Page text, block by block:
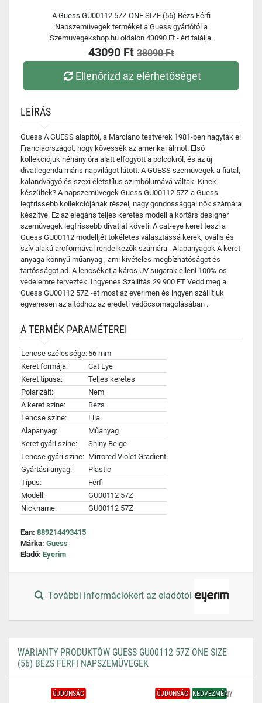
A Guess GU00112 57Z ONE SIZE (56) Bézs Férfi
Napszemüvegek terméket a Guess gyártótól a
Szemuvegekshop.hu oldalon 43090 Ft - ért találja.
43090 Ft 38090 Ft
Ellenőrizd az elérhetőséget
LEÍRÁS
Guess A GUESS alapítói, a Marciano testvérek 1981-ben hagyták el
Franciaországot, hogy kövessék az amerikai álmot. Első
kollekciójuk néhány óra alatt elfogyott a polcokról, és az új
divatlegenda máris napvilágot látott. A GUESS szemüvegek a fiatal,
kalandvágyó és szexi életstílus szimbólumává váltak. Kinek
készültek? A napszemüvegek Guess GU00112 57Z a Guess
legfrissebb kollekciójának részei, nagy gondossággal nők számára
készítve. Ez az elegáns teljes keretes modell a kortárs designer
szemüvegek legfrissebb divatját követi. A cat-eye keret teszi a
Guess GU00112 modelljét tökéletes választássá kerek, ovális és
szív alakú arcformával rendelkezők számára . Alapanyagok A keret
anyaga könnyű műanyag , ami kivételes megbízhatóságot és
tartósságot ad. A lencséket a káros UV sugarak elleni 100%-os
védelemre tervezték. Ingyenes Szállítás 29 900 FT Vedd meg a
Guess GU00112 57Z -et most az eyerimen és ingyen szállítjuk
egyenesen az ajtódhoz az eredeti védőcsomagolásában .
A TERMÉK PARAMÉTEREI
Lencse szélessége: 56 mm
Keret formája:
Cat Eye
Keret típusa:
Teljes keretes
Polarizált:
Nem
A keret színe:
Bézs
Lencse színe:
Lila
Alapanyag:
Műanyag
Keret gyári színe:
Shiny Beige
Lencse gyári színe: Mirrored Violet Gradient
Gyártási anyag:
Plastic
Típus:
Férfi
Modell:
GU00112 57Z
Nickname:
GU00112 57Z
Ean: 889214493415
Márka: Guess
Eladó: Eyerim
További információkért az eladótól
WARIANTY PRODUKTÓW GUESS GU00112 57Z ONE SIZE
(56) BÉZS FÉRFI NAPSZEMÜVEGEK
ÚJDONSÁG ÚJDONSÁG KEDVEZMÉNY